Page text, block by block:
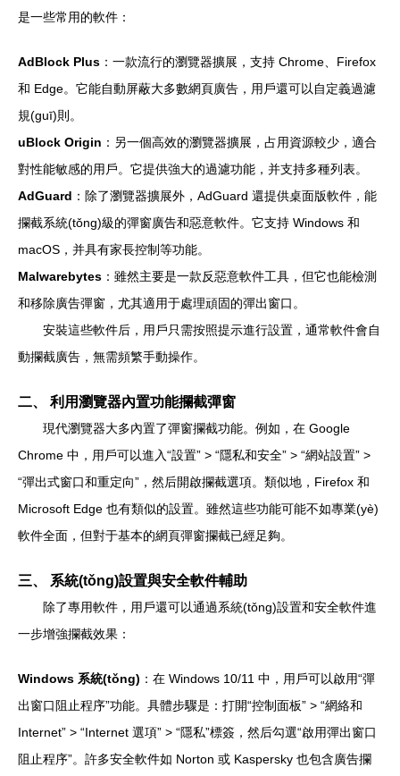
是一些常用的軟件：
AdBlock Plus ：一款流行的瀏覽器擴展，支持 Chrome、Firefox
和 Edge。它能自動屏蔽大多數網頁廣告，用戶還可以自定義過濾
規(guī)則。
uBlock Origin ：另一個高效的瀏覽器擴展，占用資源較少，適合
對性能敏感的用戶。它提供強大的過濾功能，并支持多種列表。
AdGuard ：除了瀏覽器擴展外，AdGuard 還提供桌面版軟件，能
攔截系統(tǒng)級的彈窗廣告和惡意軟件。它支持 Windows 和
macOS，并具有家長控制等功能。
Malwarebytes ：雖然主要是一款反惡意軟件工具，但它也能檢測
和移除廣告彈窗，尤其適用于處理頑固的彈出窗口。
安裝這些軟件后，用戶只需按照提示進行設置，通常軟件會自
動攔截廣告，無需頻繁手動操作。
二、 利用瀏覽器內置功能攔截彈窗
現代瀏覽器大多內置了彈窗攔截功能。例如，在 Google
Chrome 中，用戶可以進入“設置” > “隱私和安全” > “網站設置” >
“彈出式窗口和重定向”，然后開啟攔截選項。類似地，Firefox 和
Microsoft Edge 也有類似的設置。雖然這些功能可能不如專業(yè)
軟件全面，但對于基本的網頁彈窗攔截已經足夠。
三、 系統(tǒng)設置與安全軟件輔助
除了專用軟件，用戶還可以通過系統(tǒng)設置和安全軟件進
一步增強攔截效果：
Windows 系統(tǒng) ：在 Windows 10/11 中，用戶可以啟用“彈
出窗口阻止程序”功能。具體步驟是：打開“控制面板” > “網絡和
Internet” > “Internet 選項” > “隱私”標簽，然后勾選“啟用彈出窗口
阻止程序”。許多安全軟件如 Norton 或 Kaspersky 也包含廣告攔